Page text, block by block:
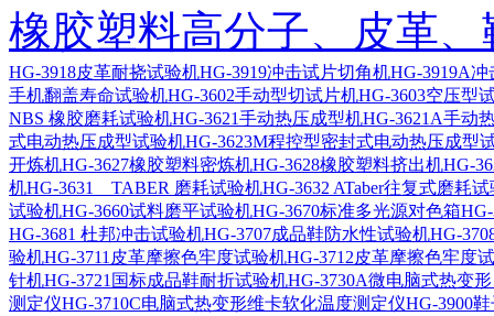
橡胶塑料高分子、皮革
HG-3918皮革耐挠试验机HG-3919冲击试片切角机HG-3919A
手机翻盖寿命试验机HG-3602手动型切试片机HG-3603空压型
NBS 橡胶磨耗试验机HG-3621手动热压成型机HG-3621A手动
式电动热压成型试验机HG-3623M程控型密封式电动热压成型
开炼机HG-3627橡胶塑料密炼机HG-3628橡胶塑料挤出机HG-
机HG-3631 TABER 磨耗试验机HG-3632 ATaber往复式磨耗
试验机HG-3660试料磨平试验机HG-3670标准多光源对色箱
HG-3681 杜邦冲击试验机HG-3707成品鞋防水性试验机HG-
验机HG-3711皮革摩擦色牢度试验机HG-3712皮革摩擦色牢度
针机HG-3721国标成品鞋耐折试验机HG-3730A微电脑式热变
测定仪HG-3710C电脑式热变形维卡软化温度测定仪HG-3900